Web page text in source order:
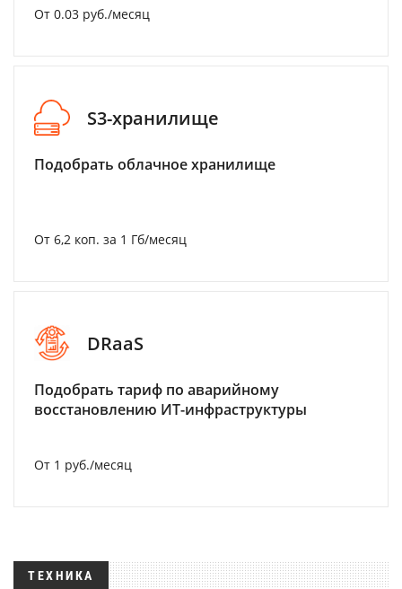
От 0.03 руб./месяц
S3-хранилище
Подобрать облачное хранилище
От 6,2 коп. за 1 Гб/месяц
DRaaS
Подобрать тариф по аварийному
восстановлению ИТ-инфраструктуры
От 1 руб./месяц
ТЕХНИКА